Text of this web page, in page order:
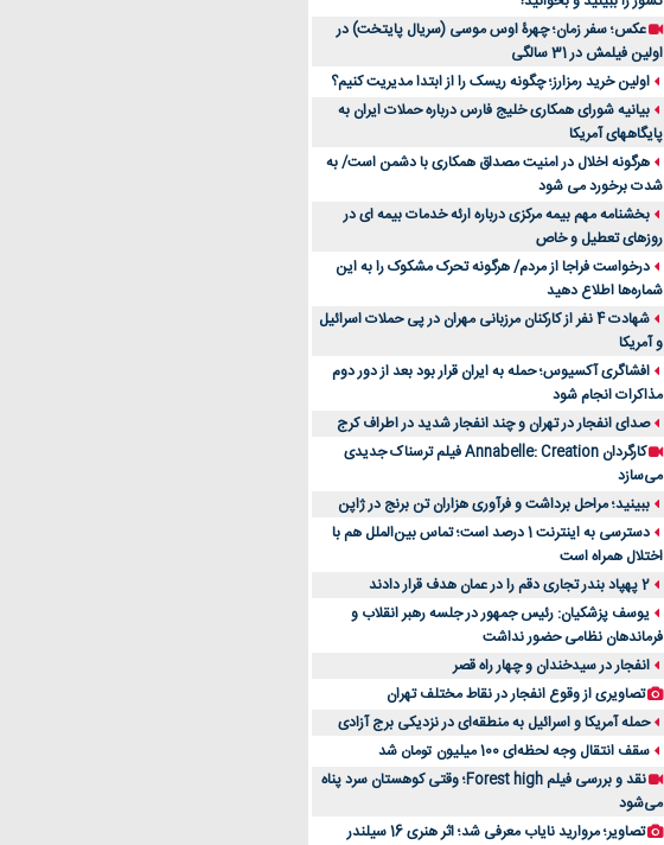
عکس؛ سفر زمان؛ چهرۀ اوس موسی (سریال پایتخت) در
اولین فیلمش در 31 سالگی
اولین خرید رمزارز؛ چگونه ریسک را از ابتدا مدیریت کنیم؟
بیانیه شورای همکاری خلیج فارس درباره حملات ایران به
پایگاههای آمریکا
هرگونه اخلال در امنیت مصداق همکاری با دشمن است/ به
شدت برخورد می شود
بخشنامه مهم بیمه مرکزی درباره ارئه خدمات بیمه ای در
روزهای تعطیل و خاص
درخواست فراجا از مردم/ هرگونه تحرک مشکوک را به این
شماره‌ها اطلاع دهید
شهادت 4 نفر از کارکنان مرزبانی مهران در پی حملات اسرائیل
و آمریکا
افشاگری آکسیوس؛ حمله به ایران قرار بود بعد از دور دوم
مذاکرات انجام شود
صدای انفجار در تهران و چند انفجار شدید در اطراف کرج
کارگردان Annabelle: Creation فیلم ترسناک جدیدی
می‌سازد
ببینید؛ مراحل برداشت و فرآوری هزاران تن برنج در ژاپن
دسترسی به اینترنت 1 درصد است؛ تماس بین‌الملل هم با
اختلال همراه است
2 پهپاد بندر تجاری دقم را در عمان هدف قرار دادند
یوسف پزشکیان: رئیس جمهور در جلسه رهبر انقلاب و
فرماندهان نظامی حضور نداشت
انفجار در سیدخندان و چهار راه قصر
تصاویری از وقوع انفجار در نقاط مختلف تهران
حمله آمریکا و اسرائیل به منطقه‌ای در نزدیکی برج آزادی
سقف انتقال وجه لحظه‌ای 100 میلیون تومان شد
نقد و بررسی فیلم Forest high؛ وقتی کوهستان سرد پناه
می‌شود
تصاویر؛ مروارید نایاب معرفی شد؛ اثر هنری 16 سیلندر